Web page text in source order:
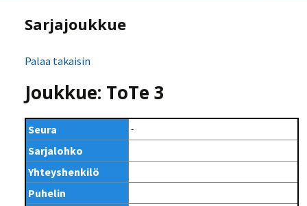
Sarjajoukkue
Palaa takaisin
Joukkue: ToTe 3
Seura -
Sarjalohko
Yhteyshenkilö
Puhelin